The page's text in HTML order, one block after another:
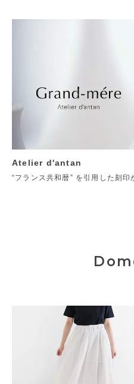
Atelier d'antan
“フランス共和暦” を引用した刻印